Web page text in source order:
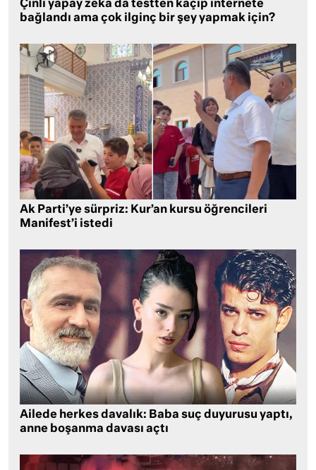
Çinli yapay zeka da testten kaçıp internete
bağlandı ama çok ilginç bir şey yapmak için?
Ak Parti’ye sürpriz: Kur’an kursu öğrencileri
Manifest’i istedi
Ailede herkes davalık: Baba suç duyurusu yaptı,
anne boşanma davası açtı